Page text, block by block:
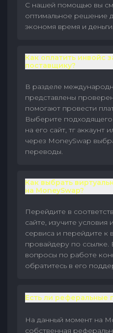
С нашей помощью вы
оптимальное решение
экономя время и деньги.
Как оплатить инвойс
поставщику?
В разделе
представлены
помогают провести
Выберите подходящего
на его сайт, тг аккаунт
через MoneySwap
переводы.
Как выбрать
на MoneySwap?
Перейдите в
сайте, изучите
сервиса и перейдите к
провайдеру по ссылке.
вопросы по работе
обратитесь в его
Есть ли реферальные
На данный момент на
собственная